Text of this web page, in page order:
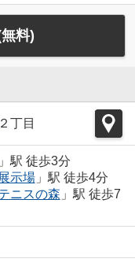
料)
２丁目
」駅 徒歩3分
示場」駅 徒歩4分
ニスの森 」駅 徒歩7